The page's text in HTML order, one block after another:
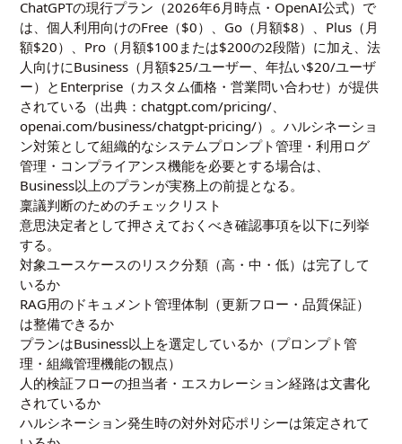
ChatGPTの現行プラン（2026年6月時点・OpenAI公式）で
は、個人利用向けのFree（$0）、Go（月額$8）、Plus（月
額$20）、Pro（月額$100または$200の2段階）に加え、法
人向けにBusiness（月額$25/ユーザー、年払い$20/ユーザ
ー）とEnterprise（カスタム価格・営業問い合わせ）が提供
されている（出典：chatgpt.com/pricing/、
openai.com/business/chatgpt-pricing/）。ハルシネーショ
ン対策として組織的なシステムプロンプト管理・利用ログ
管理・コンプライアンス機能を必要とする場合は、
Business以上のプランが実務上の前提となる。
稟議判断のためのチェックリスト
意思決定者として押さえておくべき確認事項を以下に列挙
する。
対象ユースケースのリスク分類（高・中・低）は完了して
いるか
RAG用のドキュメント管理体制（更新フロー・品質保証）
は整備できるか
プランはBusiness以上を選定しているか（プロンプト管
理・組織管理機能の観点）
人的検証フローの担当者・エスカレーション経路は文書化
されているか
ハルシネーション発生時の対外対応ポリシーは策定されて